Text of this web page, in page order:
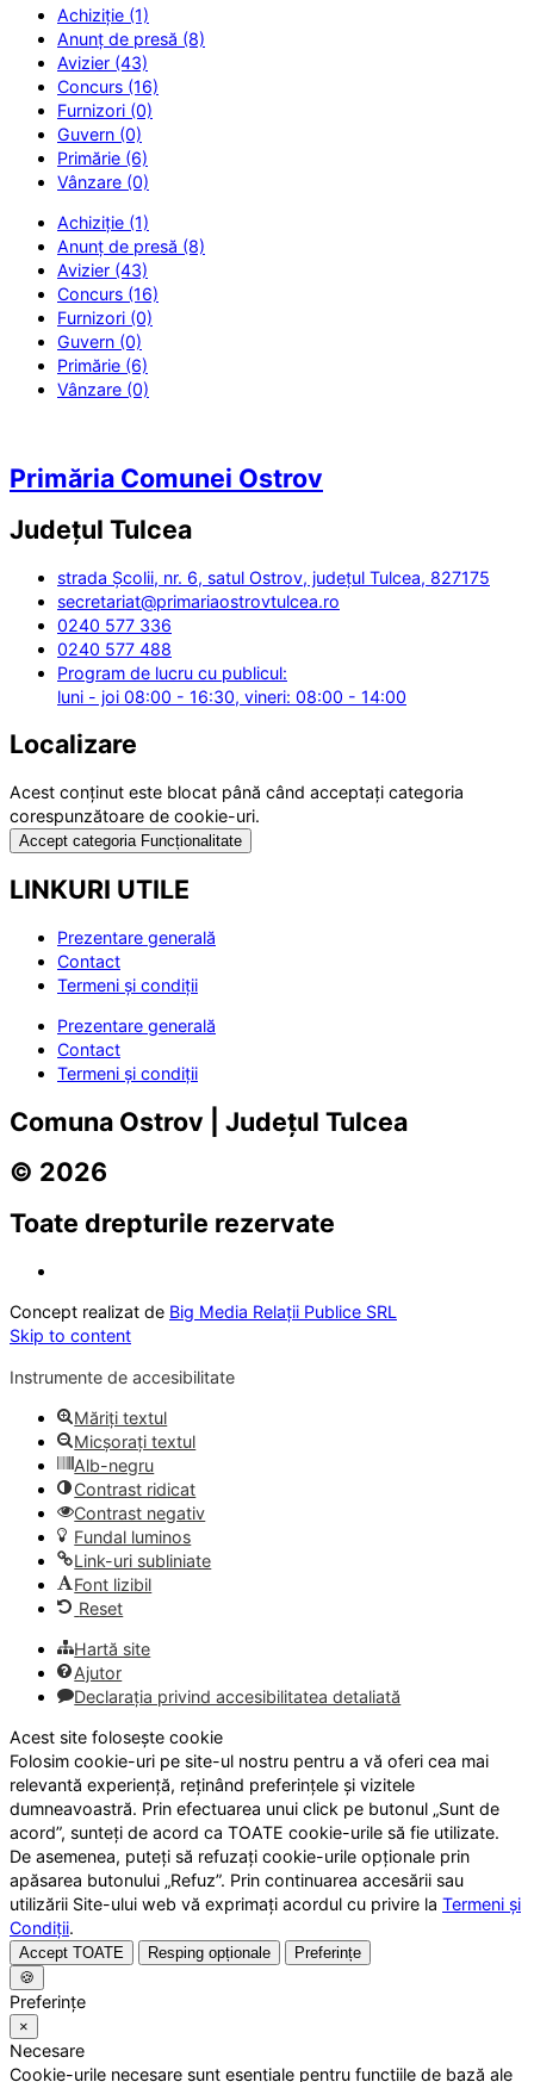
Achiziție (1)
Anunț de presă (8)
Avizier (43)
Concurs (16)
Furnizori (0)
Guvern (0)
Primărie (6)
Vânzare (0)
Achiziție (1)
Anunț de presă (8)
Avizier (43)
Concurs (16)
Furnizori (0)
Guvern (0)
Primărie (6)
Vânzare (0)
Primăria Comunei Ostrov
Județul Tulcea
strada Școlii, nr. 6, satul Ostrov, județul Tulcea, 827175
secretariat@primariaostrovtulcea.ro
0240 577 336
0240 577 488
Program de lucru cu publicul:
luni - joi 08:00 - 16:30, vineri: 08:00 - 14:00
Localizare
Acest conținut este blocat până când acceptați categoria
corespunzătoare de cookie-uri.
Accept categoria Funcționalitate
LINKURI UTILE
Prezentare generală
Contact
Termeni și condiții
Prezentare generală
Contact
Termeni și condiții
Comuna Ostrov | Județul Tulcea
© 2026
Toate drepturile rezervate
Concept realizat de Big Media Relații Publice SRL
Skip to content
Instrumente de accesibilitate
Măriți textul
Micșorați textul
Alb-negru
Contrast ridicat
Contrast negativ
Fundal luminos
Link-uri subliniate
Font lizibil
Reset
Hartă site
Ajutor
Declarația privind accesibilitatea detaliată
Acest site folosește cookie
Folosim cookie-uri pe site-ul nostru pentru a vă oferi cea mai
relevantă experiență, reținând preferințele și vizitele
dumneavoastră. Prin efectuarea unui click pe butonul „Sunt de
acord”, sunteți de acord ca TOATE cookie-urile să fie utilizate.
De asemenea, puteți să refuzați cookie-urile opționale prin
apăsarea butonului „Refuz”. Prin continuarea accesării sau
utilizării Site-ului web vă exprimați acordul cu privire la Termeni și
Condiții.
Accept TOATE Resping opționale
Preferințe
🍪
Preferințe
×
Necesare
Cookie-urile necesare sunt esențiale pentru funcțiile de bază ale